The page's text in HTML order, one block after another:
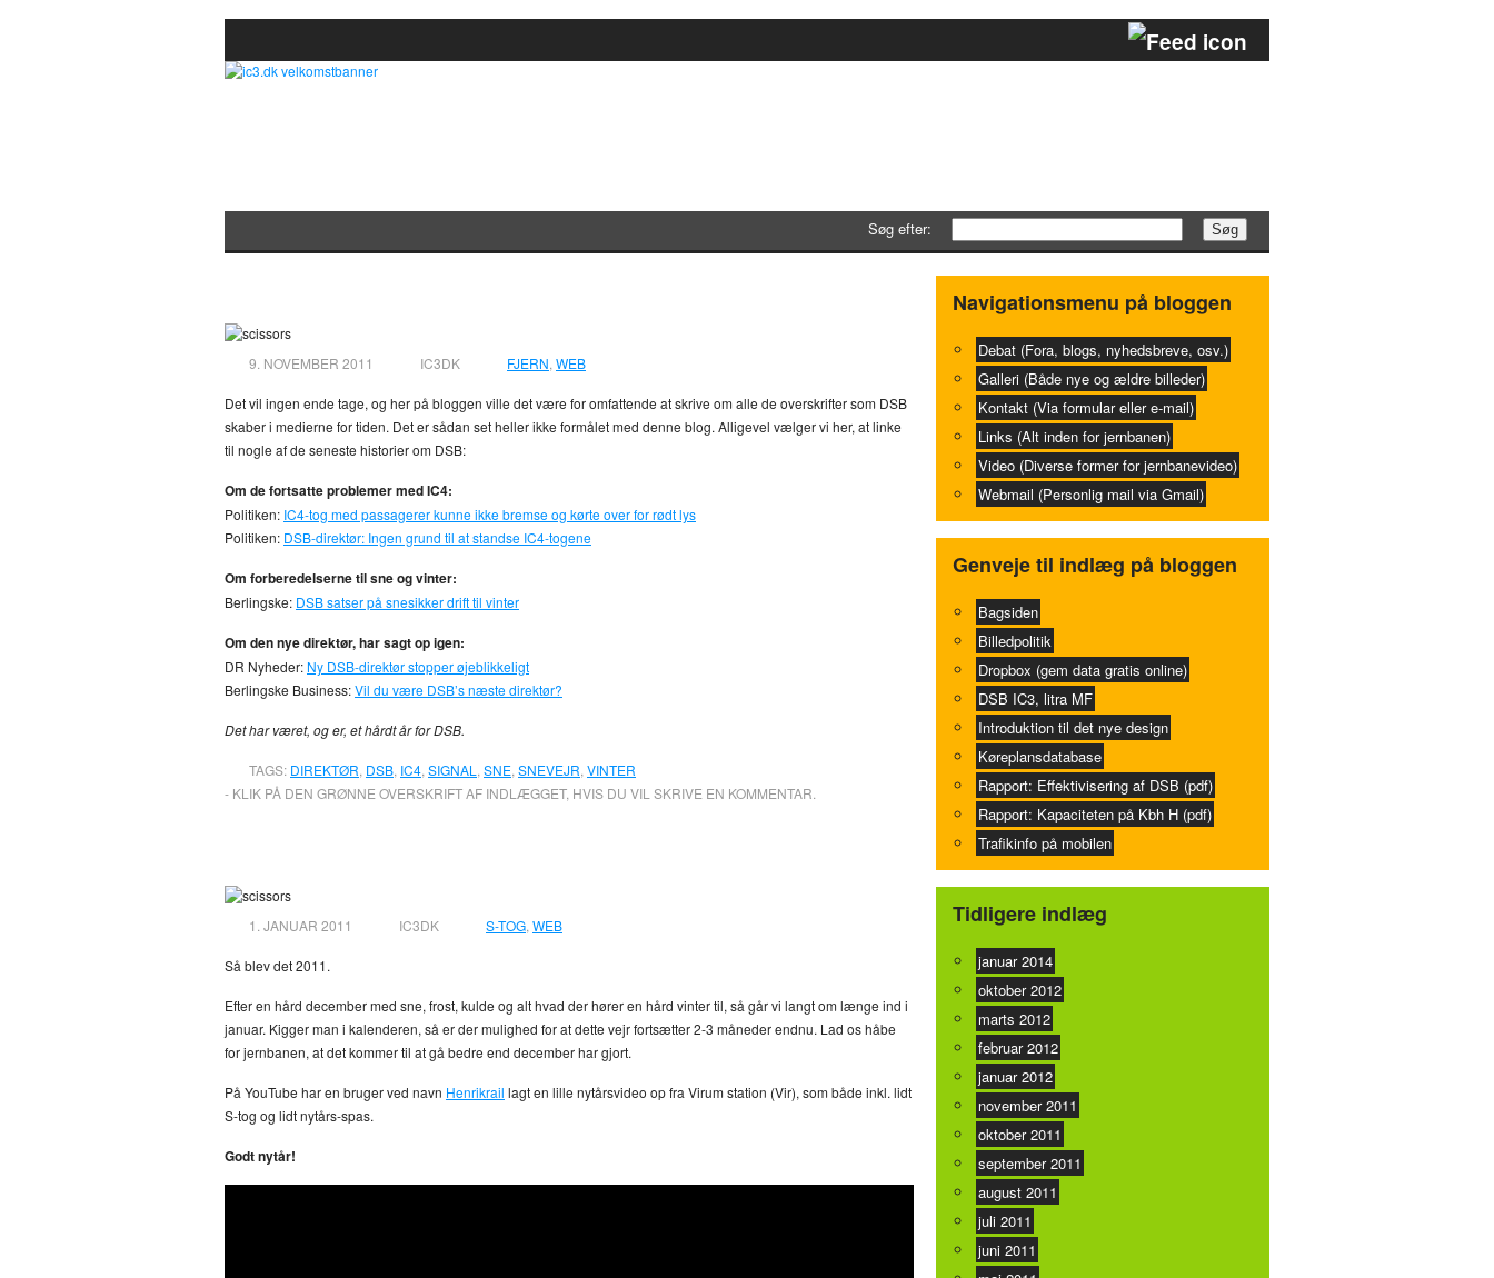
Søg efter:
9. NOVEMBER 2011 IC3DK FJERN WEB
Det vil ingen ende tage, og her på bloggen ville det være for omfattende at skrive om alle de overskrifter som DSB
skaber i medierne for tiden. Det er sådan set heller ikke formålet med denne blog. Alligevel vælger vi her, at linke
til nogle af de seneste historier om DSB:
Om de fortsatte problemer med IC4:
Politiken: IC4-tog med passagerer kunne ikke bremse og kørte over for rødt lys
Politiken: DSB-direktør: Ingen grund til at standse IC4-togene
Om forberedelserne til sne og vinter:
Berlingske: DSB satser på snesikker drift til vinter
Om den nye direktør, har sagt op igen:
DR Nyheder: Ny DSB-direktør stopper øjeblikkeligt
Berlingske Business:Vil du være DSB’s næste direktør?
Det har været, og er, et hårdt år for DSB.
TAGS: DIREKTØR DSB IC4 SIGNAL SNE SNEVEJR VINTER
- KLIK PÅ DEN GRØNNE OVERSKRIFT AF INDLÆGGET, HVIS DU VIL SKRIVE EN KOMMENTAR.
1. JANUAR 2011 IC3DK S-TOG WEB
Så blev det 2011.
Efter en hård december med sne, frost, kulde og alt hvad der hører en hård vinter til, så går vi langt om længe ind i
januar. Kigger man i kalenderen, så er der mulighed for at dette vejr fortsætter 2-3 måneder endnu. Lad os håbe
for jernbanen, at det kommer til at gå bedre end december har gjort.
På YouTube har en bruger ved navn Henrikrail lagt en lille nytårsvideo op fra Virum station (Vir), som både inkl. lidt
S-tog og lidt nytårs-spas.
Godt nytår!
Navigationsmenu på bloggen
Debat (Fora, blogs, nyhedsbreve, osv.)
Galleri (Både nye og ældre billeder)
Kontakt (Via formular eller e-mail)
Links (Alt inden for jernbanen)
Video (Diverse former for jernbanevideo)
Webmail (Personlig mail via Gmail)
Genveje til indlæg på bloggen
Bagsiden
Billedpolitik
Dropbox (gem data gratis online)
DSB IC3, litra MF
Introduktion til det nye design
Køreplansdatabase
Rapport: Effektivisering af DSB (pdf)
Rapport: Kapaciteten på Kbh H (pdf)
Trafikinfo på mobilen
Tidligere indlæg
januar 2014
oktober 2012
marts 2012
februar 2012
januar 2012
november 2011
oktober 2011
september 2011
august 2011
juli 2011
juni 2011